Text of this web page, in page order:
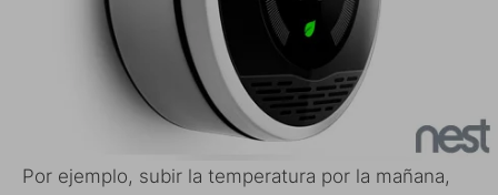
Por ejemplo, subir la temperatura por la mañana,